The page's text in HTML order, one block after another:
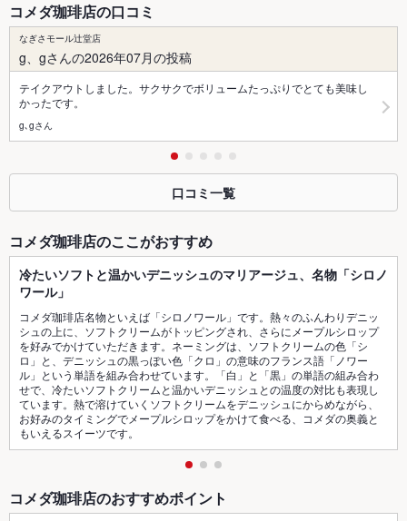
コメダ珈琲店の口コミ
なぎさモール辻堂店
g、gさんの2026年07月の投稿
テイクアウトしました。サクサクでボリュームたっぷりでとても美味し
かったです。
g､gさん
口コミ一覧
コメダ珈琲店のここがおすすめ
冷たいソフトと温かいデニッシュのマリアージュ、名物「シロノ
ワール」
コメダ珈琲店名物といえば「シロノワール」です。熱々のふんわりデニッ
シュの上に、ソフトクリームがトッピングされ、さらにメープルシロップ
を好みでかけていただきます。ネーミングは、ソフトクリームの色「シ
ロ」と、デニッシュの黒っぽい色「クロ」の意味のフランス語「ノワー
ル」という単語を組み合わせています。「白」と「黒」の単語の組み合わ
せで、冷たいソフトクリームと温かいデニッシュとの温度の対比も表現し
ています。熱で溶けていくソフトクリームをデニッシュにからめながら、
お好みのタイミングでメープルシロップをかけて食べる、コメダの奥義と
もいえるスイーツです。
コメダ珈琲店のおすすめポイント